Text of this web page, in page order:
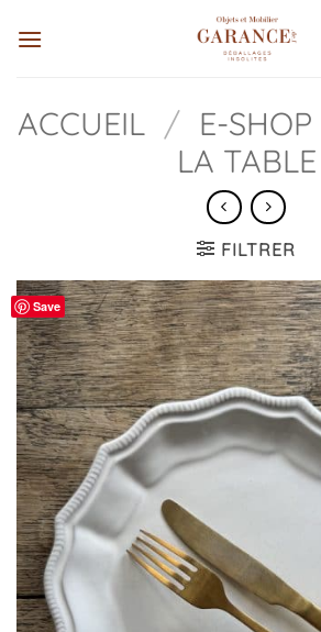
au
ACCUEIL / E-SHOP
LA TABLE
FILTRER
Save